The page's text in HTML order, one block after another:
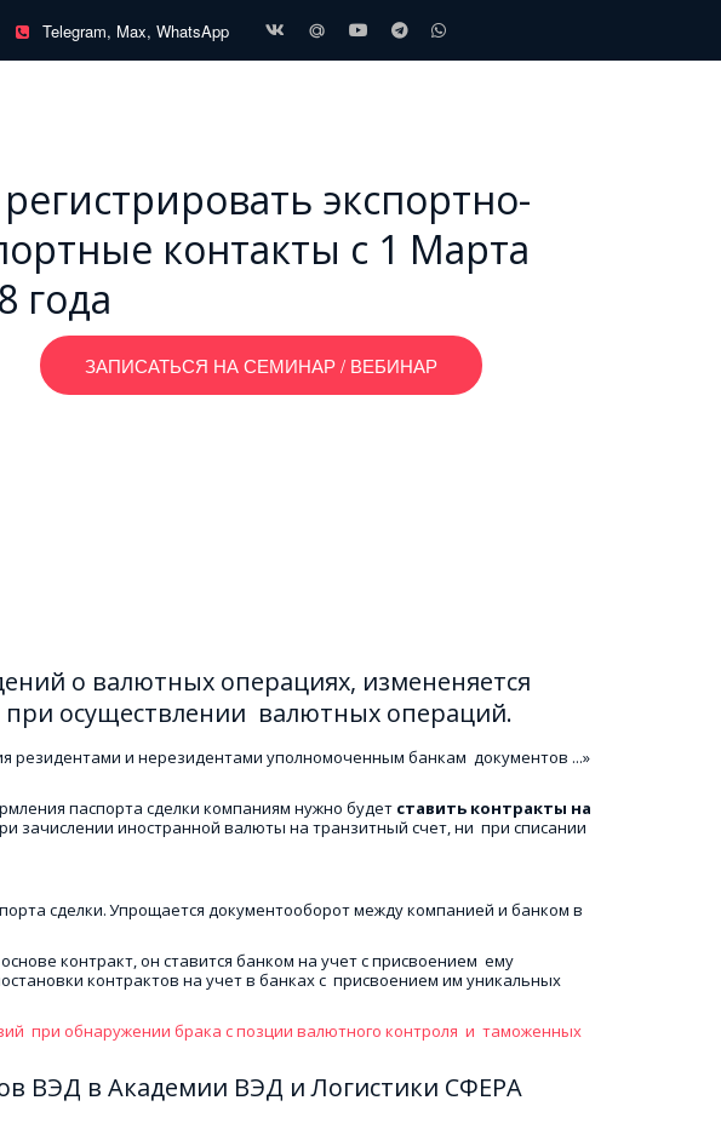
Telegram, Max, WhatsApp
экспортно-
контакты с 1 Марта
года
ЗАПИСАТЬСЯ НА СЕМИНАР / ВЕБИНАР
о валютных операциях, измененяется
при осуществлении  валютных операций.
резидентами и нерезидентами уполномоченным банкам  документов ...»
паспорта сделки компаниям нужно будет
ставить контракты на
зачислении иностранной валюты на транзитный счет, ни  при списании
сделки. Упрощается документооборот между компанией и банком в
контракт, он ставится банком на учет с присвоением  ему
контрактов на учет в банках с  присвоением им уникальных
при обнаружении брака с позции валютного контроля  и  таможенных
ВЭД в Академии ВЭД и Логистики СФЕРА